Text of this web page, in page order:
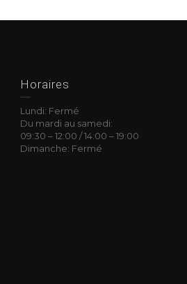
Horaires
Lundi: Fermé
Du mardi au samedi:
09:30 –12:00 /14:00 –19:00
Dimanche: Fermé